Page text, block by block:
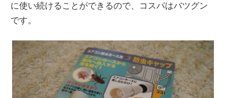
に使い続けることができるので、コスパはバツグン
です。